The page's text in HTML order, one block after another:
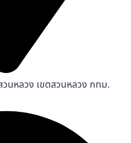
นหลวง เขตสวนหลวง กทม.